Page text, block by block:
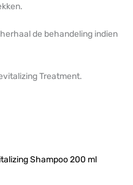
de behandeling indien
Treatment.
Shampoo 200 ml